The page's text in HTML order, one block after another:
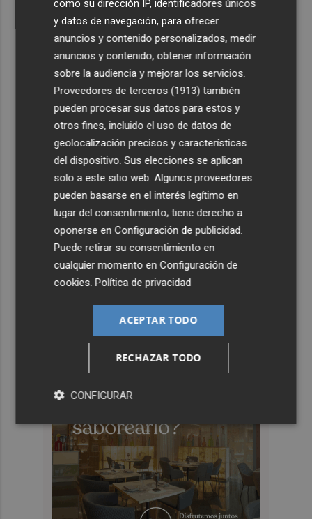
como su dirección IP, identificadores únicos
y datos de navegación, para ofrecer
anuncios y contenido personalizados, medir
anuncios y contenido, obtener información
sobre la audiencia y mejorar los servicios.
Proveedores de terceros (1913) también
pueden procesar sus datos para estos y
otros fines, incluido el uso de datos de
geolocalización precisos y características
del dispositivo. Sus elecciones se aplican
solo a este sitio web. Algunos proveedores
pueden basarse en el interés legítimo en
lugar del consentimiento; tiene derecho a
oponerse enConfiguración de publicidad
Puede retirar su consentimiento en
cualquier momento enConfiguración de
cookies .Política de privacidad
ACEPTAR TODO
RECHAZAR TODO
CONFIGURAR